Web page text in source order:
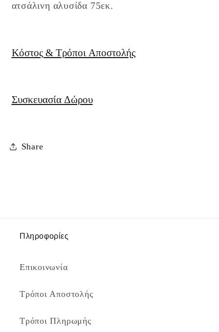
ατσάλινη αλυσίδα 75εκ.
Κόστος & Τρόποι Αποστολής
Συσκευασία Δώρου
Share
Πληροφορίες
Επικοινωνία
Τρόποι Αποστολής
Τρόποι Πληρωμής